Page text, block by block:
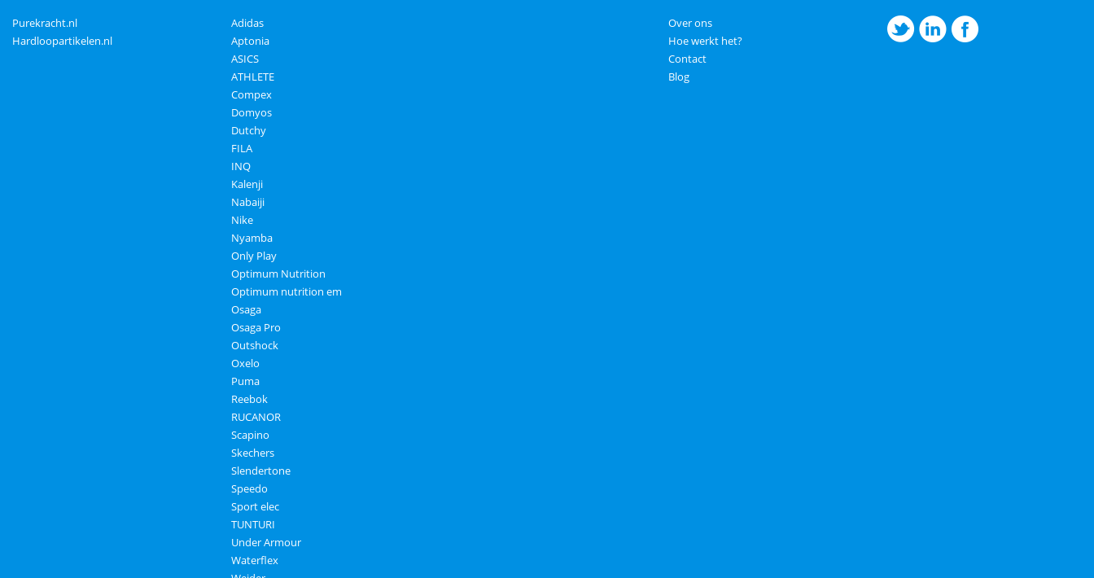
Purekracht.nl
Hardloopartikelen.nl
Adidas
Aptonia
ASICS
ATHLETE
Compex
Domyos
Dutchy
FILA
INQ
Kalenji
Nabaiji
Nike
Nyamba
Only Play
Optimum Nutrition
Optimum nutrition em
Osaga
Osaga Pro
Outshock
Oxelo
Puma
Reebok
RUCANOR
Scapino
Skechers
Slendertone
Speedo
Sport elec
TUNTURI
Under Armour
Waterflex
Over ons
Hoe werkt het?
Contact
Blog